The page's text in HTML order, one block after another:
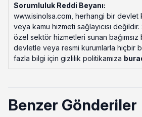
Sorumluluk Reddi Beyanı:
www.isinolsa.com, herhangi bir devlet
veya kamu hizmeti sağlayıcısı
özel sektör hizmetleri sunan
devletle veya resmi kurumlarla hiçbir
fazla bilgi için gizlilik politikamıza
Benzer Gönderiler